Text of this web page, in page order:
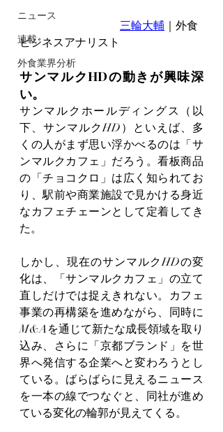
ニュース
連載
外食業界分析
三輪大輔 ｜外食
ビジネスアナリスト
サンマルクHDの動きが興味深
い。
サンマルクホールディングス（以
下、サンマルクHD）といえば、多
くの人がまず思い浮かべるのは「サ
ンマルクカフェ」だろう。看板商品
の「チョコクロ」は広く知られてお
り、駅前や商業施設で見かける身近
なカフェチェーンとして定着してき
た。
しかし、現在のサンマルクHDの変
化は、「サンマルクカフェ」の立て
直しだけでは捉えきれない。カフェ
事業の再構築を進めながら、同時に
M&Aを通じて新たな成長領域を取り
込み、さらに「京都ブランド」を世
界へ発信する企業へと変わろうとし
ている。ばらばらに見えるニュース
を一本の線でつなぐと、同社が進め
ている変化の輪郭が見えてくる。